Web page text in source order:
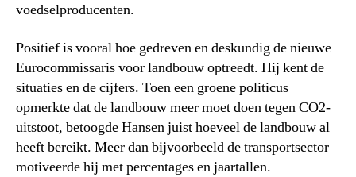
voedselproducenten.
Positief is vooral hoe gedreven en deskundig de nieuwe
Eurocommissaris voor landbouw optreedt. Hij kent de
situaties en de cijfers. Toen een groene politicus
opmerkte dat de landbouw meer moet doen tegen CO2-
uitstoot, betoogde Hansen juist hoeveel de landbouw al
heeft bereikt. Meer dan bijvoorbeeld de transportsector
motiveerde hij met percentages en jaartallen.